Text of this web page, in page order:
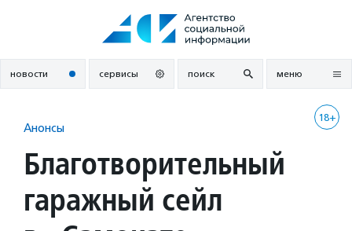
новости сервисы поиск меню
18+
Анонсы
Благотворительный
гаражный сейл